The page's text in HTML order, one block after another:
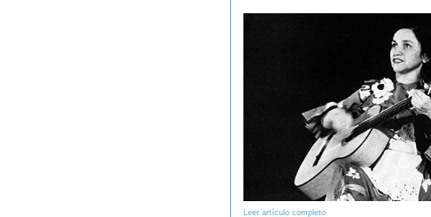
Leer artículo completo